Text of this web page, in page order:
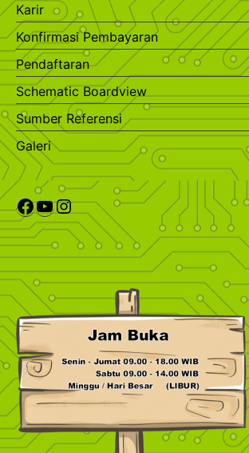
Karir
Konfirmasi Pembayaran
Pendaftaran
Schematic Boardview
Sumber Referensi
Galeri